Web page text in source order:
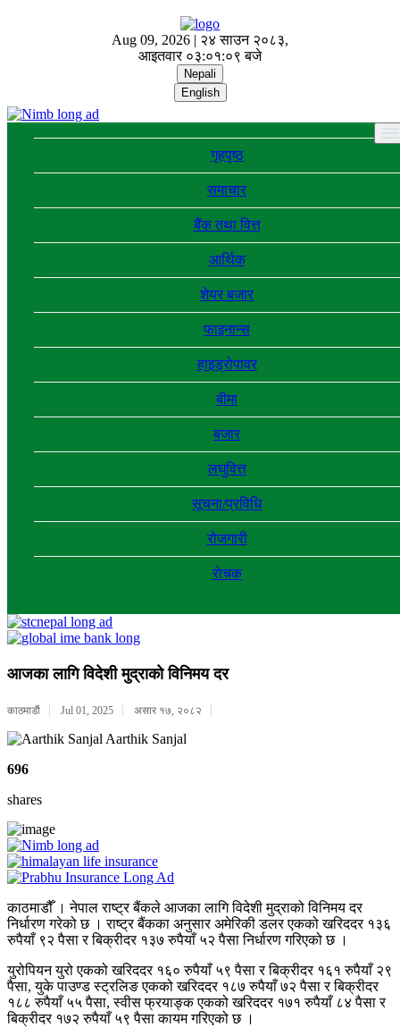
Aug 09, 2026 | २४ साउन २०८३,
आइतवार ०३:०१:१० बजे
Nepali
English
गृहपृष्ठ
समाचार
बैंक तथा वित्त
आर्थिक
शेयर बजार
फाइनान्स
हाइड्रोपावर
बीमा
बजार
लघुवित्त
सूचना/प्रविधि
रोजगारी
राेचक
आजका लागि विदेशी मुद्राको विनिमय दर
काठमाडाैं Jul 01, 2025 असार १७, २०८२
Aarthik Sanjal
696
shares
काठमाडौँ । नेपाल राष्ट्र बैंकले आजका लागि विदेशी मुद्राको विनिमय दर
निर्धारण गरेको छ । राष्ट्र बैंकका अनुसार अमेरिकी डलर एकको खरिददर १३६
रुपैयाँ ९२ पैसा र बिक्रीदर १३७ रुपैयाँ ५२ पैसा निर्धारण गरिएको छ ।
युरोपियन युरो एकको खरिददर १६० रुपैयाँ ५९ पैसा र बिक्रीदर १६१ रुपैयाँ २९
पैसा, युके पाउण्ड स्ट्रलिङ एकको खरिददर १८७ रुपैयाँ ७२ पैसा र बिक्रीदर
१८८ रुपैयाँ ५५ पैसा, स्वीस फ्रयाङ्क एकको खरिददर १७१ रुपैयाँ ८४ पैसा र
बिक्रीदर १७२ रुपैयाँ ५९ पैसा कायम गरिएको छ ।